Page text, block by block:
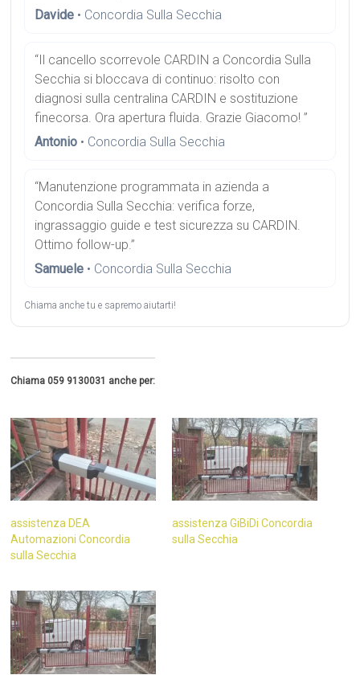
Davide • Concordia Sulla Secchia
“Il cancello scorrevole CARDIN a Concordia Sulla
Secchia si bloccava di continuo: risolto con
diagnosi sulla centralina CARDIN e sostituzione
finecorsa. Ora apertura fluida. Grazie Giacomo! ”
Antonio • Concordia Sulla Secchia
“Manutenzione programmata in azienda a
Concordia Sulla Secchia: verifica forze,
ingrassaggio guide e test sicurezza su CARDIN.
Ottimo follow-up.”
Samuele • Concordia Sulla Secchia
Chiama anche tu e sapremo aiutarti!
Chiama 059 9130031 anche per:
assistenza DEA
Automazioni Concordia
sulla Secchia
assistenza GiBiDi Concordia
sulla Secchia